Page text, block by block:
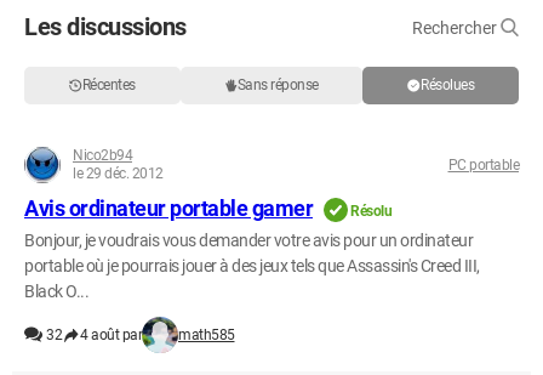
Les discussions Rechercher
Récentes Sans réponse Résolues
Nico2b94
le 29 déc. 2012
PC portable
Avis ordinateur portable gamer Résolu
Bonjour, je voudrais vous demander votre avis pour un ordinateur
portable où je pourrais jouer à des jeux tels que Assassin's Creed III,
Black O...
32 4 août par math585